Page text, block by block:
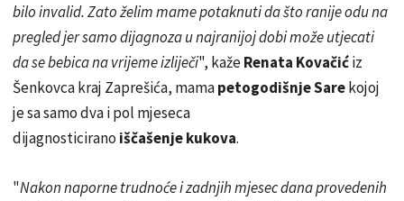
bilo invalid. Zato želim mame potaknuti da što ranije odu na
pregled jer samo dijagnoza u najranijoj dobi može utjecati
da se bebica na vrijeme izliječi", kažeRenata Kovačićiz
Šenkovca kraj Zaprešića, mamapetogodišnje Sarekojoj
je sa samo dva i pol mjeseca
dijagnosticirano iščašenje kukova.
"Nakon naporne trudnoće i zadnjih mjesec dana provedenih